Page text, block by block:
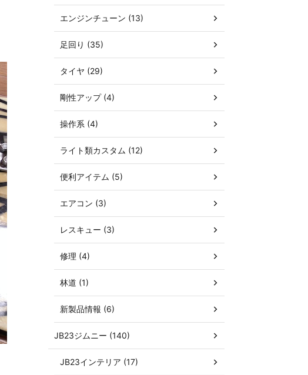
エンジンチューン (13)
足回り (35)
タイヤ (29)
剛性アップ (4)
操作系 (4)
ライト類カスタム (12)
便利アイテム (5)
エアコン (3)
レスキュー (3)
修理 (4)
林道 (1)
新製品情報 (6)
JB23ジムニー (140)
JB23インテリア (17)